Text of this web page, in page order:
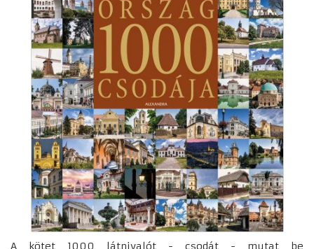
A kötet 1000 látnivalót - csodát - mutat be